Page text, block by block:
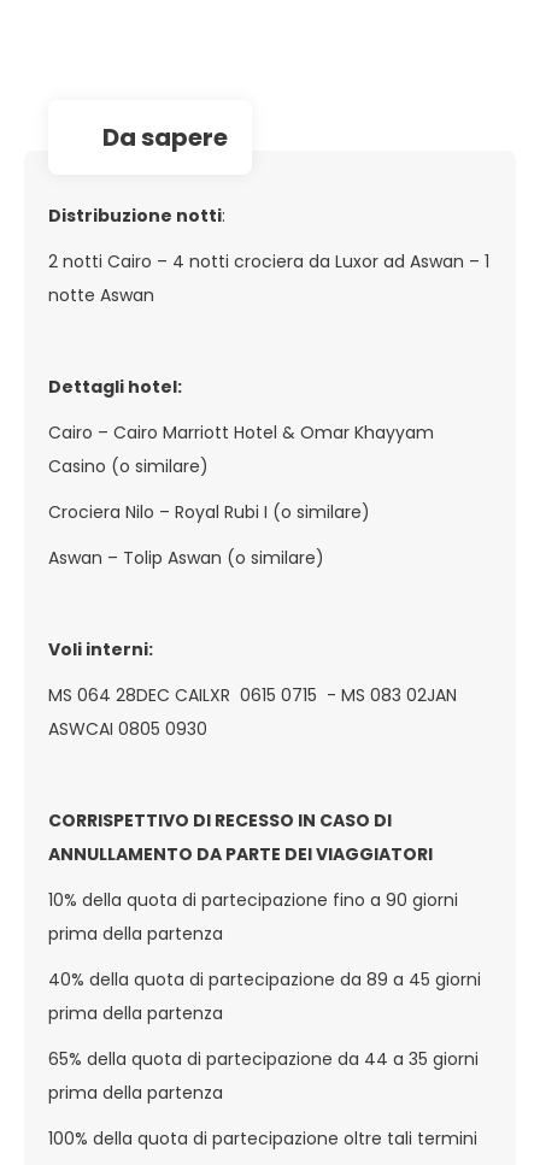
da sapere
Distribuzione notti:
2 notti Cairo – 4 notti crociera da Luxor ad Aswan – 1
notte Aswan
Dettagli hotel:
Cairo – Cairo Marriott Hotel & Omar Khayyam
Casino (o similare)
Crociera Nilo – Royal Rubi I (o similare)
Aswan – Tolip Aswan (o similare)
Voli interni:
MS 064 28DEC CAILXR 0615 0715 - MS 083 02JAN
ASWCAI 0805 0930
CORRISPETTIVO DI RECESSO IN CASO DI
ANNULLAMENTO DA PARTE DEI VIAGGIATORI
10% della quota di partecipazione fino a 90 giorni
prima della partenza
40% della quota di partecipazione da 89 a 45 giorni
prima della partenza
65% della quota di partecipazione da 44 a 35 giorni
prima della partenza
100% della quota di partecipazione oltre tali termini